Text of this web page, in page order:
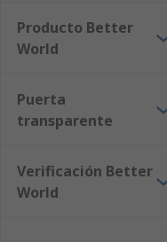
Producto Better
World
Puerta
transparente
Verificación Better
World